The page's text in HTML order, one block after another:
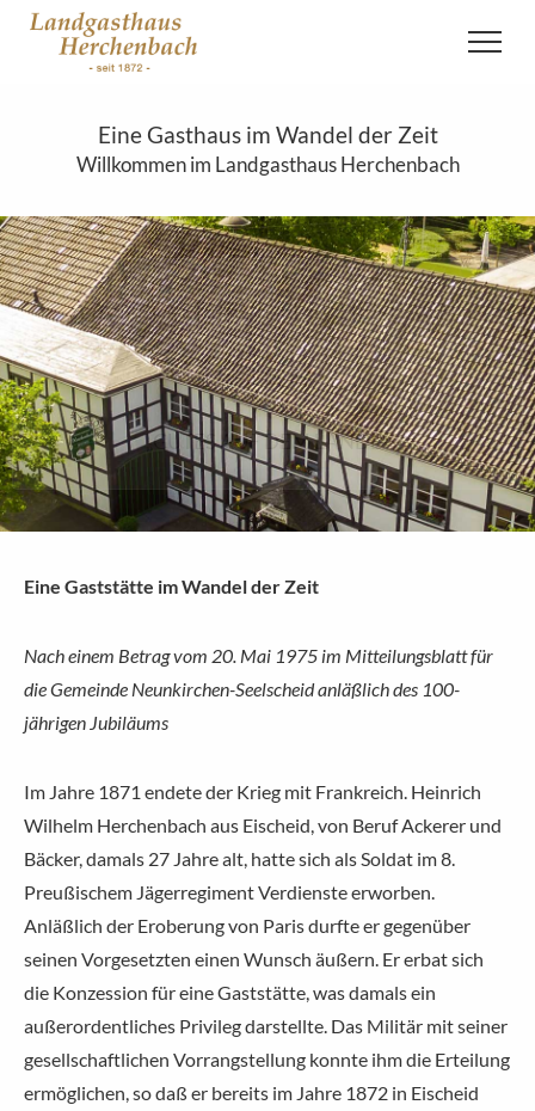
Eine Gasthaus im Wandel der Zeit
Willkommen im Landgasthaus Herchenbach
LANDGASTHAUS HERCHENBACH
seit 1872
„GUTES AUF DEM LANDE“
Eine Gaststätte im Wandel der Zeit
Nach einem Betrag vom 20. Mai 1975 im Mitteilungsblatt für
die Gemeinde Neunkirchen-Seelscheid anläßlich des 100-
jährigen Jubiläums
Im Jahre 1871 endete der Krieg mit Frankreich. Heinrich
Wilhelm Herchenbach aus Eischeid, von Beruf Ackerer und
Bäcker, damals 27 Jahre alt, hatte sich als Soldat im 8.
Preußischem Jägerregiment Verdienste erworben.
Anläßlich der Eroberung von Paris durfte er gegenüber
seinen Vorgesetzten einen Wunsch äußern. Er erbat sich
die Konzession für eine Gaststätte, was damals ein
außerordentliches Privileg darstellte. Das Militär mit seiner
gesellschaftlichen Vorrangstellung konnte ihm die Erteilung
ermöglichen, so daß er bereits im Jahre 1872 in Eischeid